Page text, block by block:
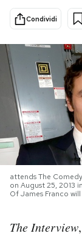
Cultura
Economia
Sport
PODCAST
I MIEI
SHOP
Condividi
attends The
on August 25, 2013
Of James Franco
The Interview